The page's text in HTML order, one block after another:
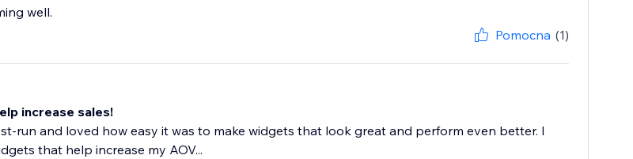
well.
Pomocna (1)
increase sales!
run and loved how easy it was to make widgets that look great and perform even better. I
that help increase my AOV...